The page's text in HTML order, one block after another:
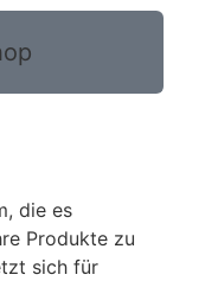
die es
Produkte zu
sich für